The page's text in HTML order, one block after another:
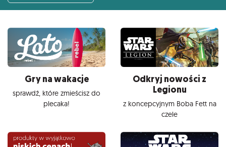
Gry na wakacje
sprawdź, które zmieścisz do
plecaka!
Odkryj nowości z
Legionu
z koncepcyjnym Boba Fett na
czele